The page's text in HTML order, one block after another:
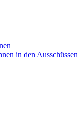
in den Ausschüssen